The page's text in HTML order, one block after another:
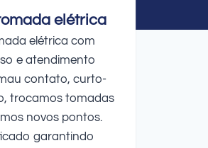
elétrica
elétrica com
e atendimento
contato, curto-
trocamos tomadas
novos pontos.
garantindo